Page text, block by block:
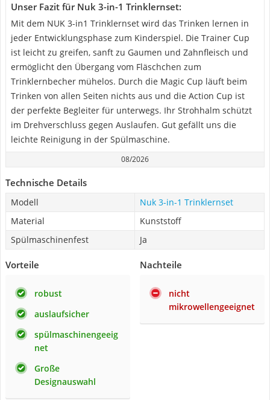
Unser Fazit für Nuk 3-in-1 Trinklernset:
Mit dem NUK 3-in1 Trinklernset wird das Trinken lernen in
jeder Entwicklungsphase zum Kinderspiel. Die Trainer Cup
ist leicht zu greifen, sanft zu Gaumen und Zahnfleisch und
ermöglicht den Übergang vom Fläschchen zum
Trinklernbecher mühelos. Durch die Magic Cup läuft beim
Trinken von allen Seiten nichts aus und die Action Cup ist
der perfekte Begleiter für unterwegs. Ihr Strohhalm schützt
im Drehverschluss gegen Auslaufen. Gut gefällt uns die
leichte Reinigung in der Spülmaschine.
08/2026
Technische Details
Modell
Nuk 3-in-1 Trinklernset
Material
Kunststoff
Spülmaschinenfest
Ja
Vorteile
robust
auslaufsicher
spülmaschinengeeig
net
Große
Designauswahl
Nachteile
nicht
mikrowellengeeignet